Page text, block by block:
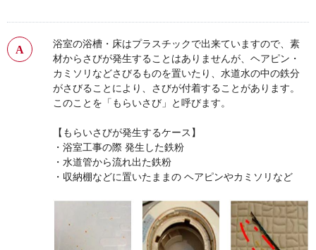
浴室の浴槽・床はプラスチックで出来ていますので、素
材からさびが発生することはありませんが、ヘアピン・
カミソリなどさびるものを置いたり、水道水の中の鉄分
がさびることにより、さびが付着することがあります。
このことを「もらいさび」と呼びます。
【もらいさびが発生するケース】
・浴室工事の際 発生した鉄粉
・水道管から流れ出た鉄粉
・収納棚などに置いたままの ヘアピンやカミソリなど